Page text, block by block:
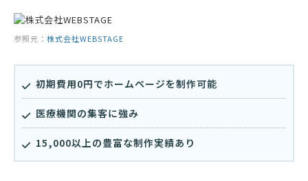
参照元： 株式会社WEBSTAGE
初期費用0円でホームページを制作可能
医療機関の集客に強み
15,000以上の豊富な制作実績あり